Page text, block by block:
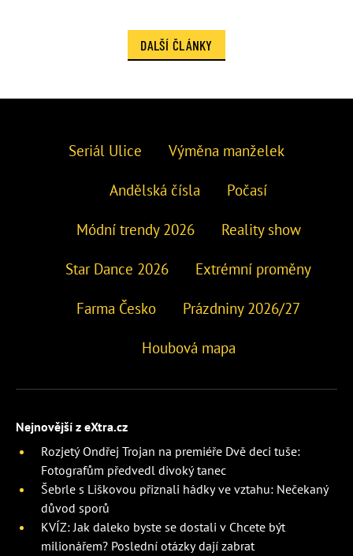
DALŠÍ ČLÁNKY
Seriál Ulice Výměna manželek
Andělská čísla Počasí
Módní trendy 2026 Reality show
Star Dance 2026 Extrémní proměny
Farma Česko Prázdniny 2026/27
Houbová mapa
Nejnovější z eXtra.cz
Rozjetý Ondřej Trojan na premiéře Dvě deci tuše:
Fotografům předvedl divoký tanec
Šebrle s Liškovou přiznali hádky ve vztahu: Nečekaný
důvod sporů
KVÍZ: Jak daleko byste se dostali v Chcete být
milionářem? Poslední otázky dají zabrat